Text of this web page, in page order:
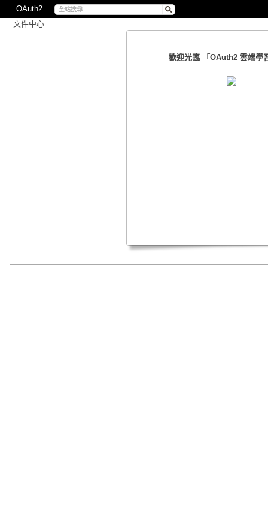
OAuth2
文件中心
歡迎光臨 「OAuth2 雲端學